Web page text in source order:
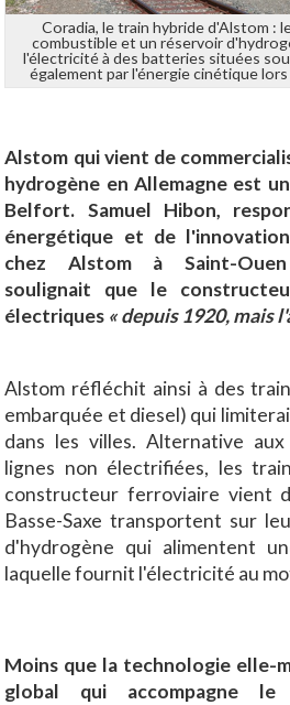
Coradia, le train hybride d'Alstom :
combustible et un réservoir
l'électricité à des batteries situées
également par l'énergie cinétique
Alstom qui vient de
hydrogène en Allemagne est
Belfort. Samuel Hibon,
énergétique et de
chez Alstom à Saint-Ouen
soulignait que le
électriques « depuis 1920, mais
Alstom réfléchit ainsi à des
embarquée et diesel) qui
dans les villes. Alternative
lignes non électrifiées, les
constructeur ferroviaire vient
Basse-Saxe transportent sur
d'hydrogène qui alimentent
laquelle fournit l'électricité au
Moins que la technologie elle-
global qui accompagne le